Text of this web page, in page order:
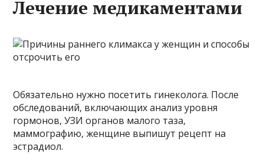
Лечение медикаментами
Обязательно нужно посетить гинеколога. После
обследований, включающих анализ уровня
гормонов, УЗИ органов малого таза,
маммографию, женщине выпишут рецепт на
эстрадиол.